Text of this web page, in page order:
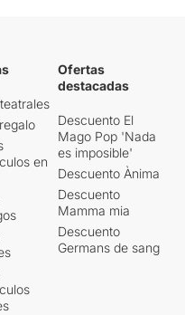
en
Ofertas
destacadas
Descuento El
Mago Pop 'Nada
es imposible'
Descuento Ànima
Descuento
Mamma mia
Descuento
Germans de sang